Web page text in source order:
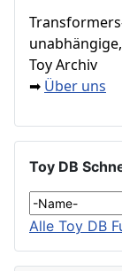
Toy Archiv
➡ Über uns
Toy DB
Alle Toy DB